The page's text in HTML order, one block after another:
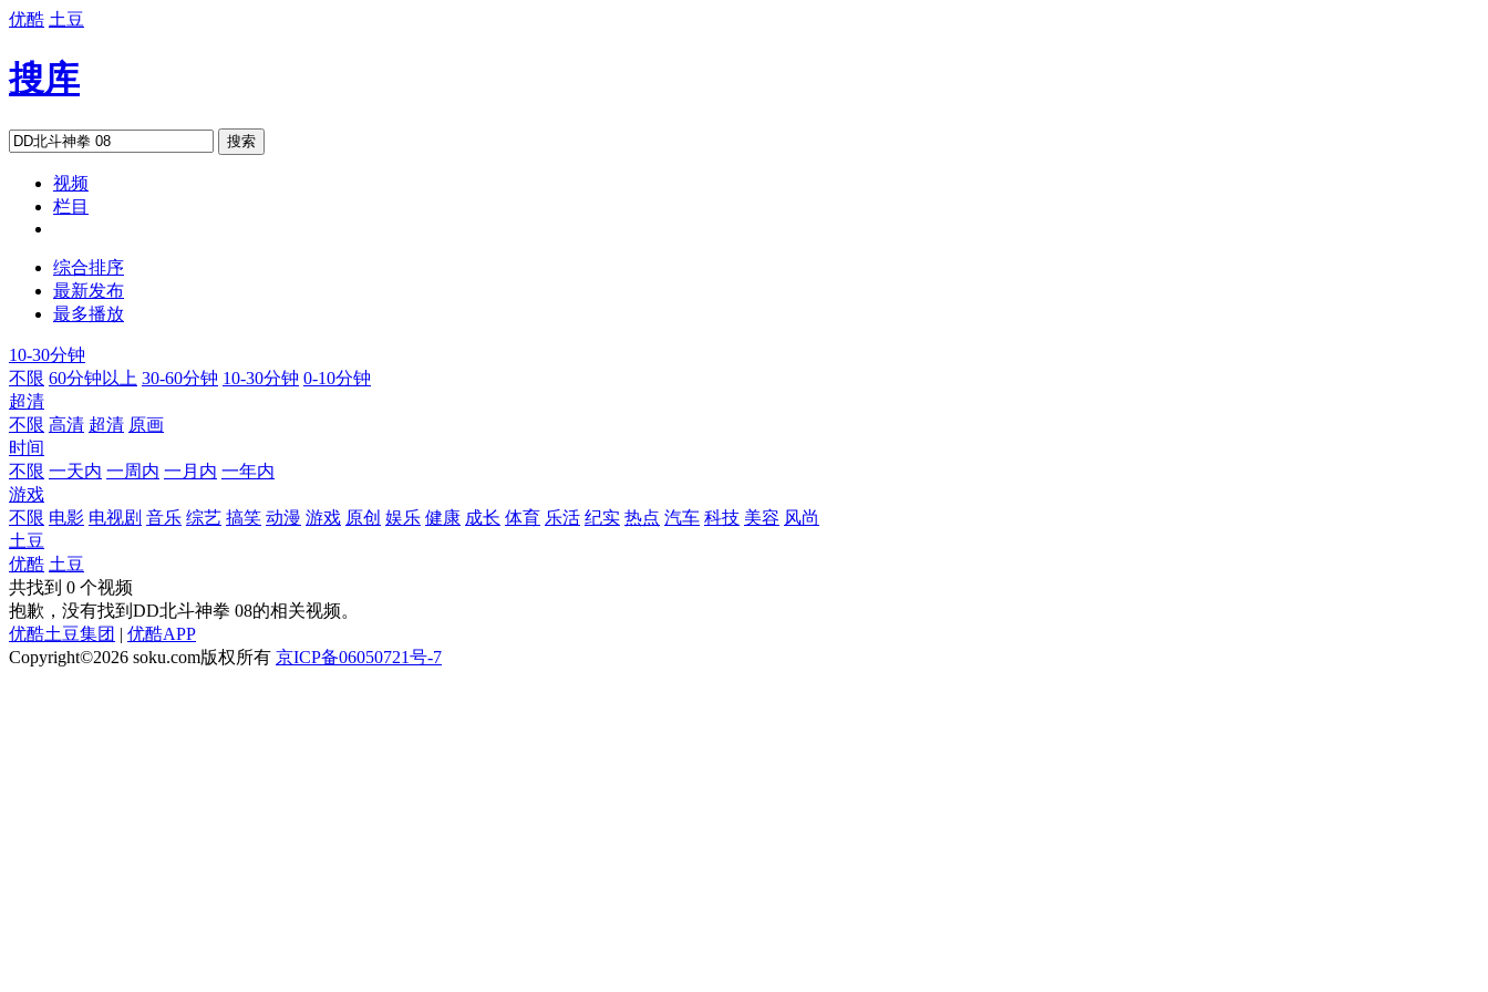
优酷 土豆
搜库
搜索
视频
栏目
综合排序
最新发布
最多播放
10-30分钟
不限 60分钟以上 30-60分钟 10-30分钟 0-10分钟
超清
不限 高清 超清 原画
时间
不限 一天内 一周内 一月内 一年内
游戏
不限 电影 电视剧 音乐 综艺 搞笑 动漫 游戏 原创 娱乐 健康 成长 体育 乐活 纪实 热点 汽车 科技 美容 风尚
土豆
优酷 土豆
共找到 0 个视频
抱歉，没有找到 DD北斗神拳 08的相关视频。
优酷土豆集团 | 优酷APP
Copyright©2026 soku.com版权所有 京ICP备06050721号-7